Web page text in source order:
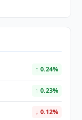
↑ 0.24%
↑ 0.23%
↓ 0.12%